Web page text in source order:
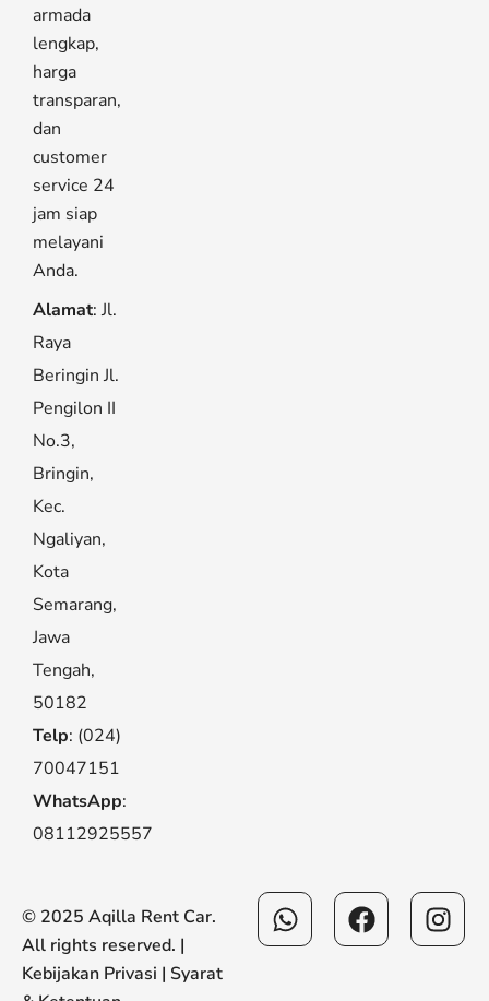
armada
lengkap,
harga
transparan,
dan
customer
service 24
jam siap
melayani
Anda.
Alamat: Jl.
Raya
Beringin Jl.
Pengilon II
No.3,
Bringin,
Kec.
Ngaliyan,
Kota
Semarang,
Jawa
Tengah,
50182
Telp: (024)
70047151
WhatsApp:
08112925557
© 2025 Aqilla Rent Car.
All rights reserved. |
Kebijakan Privasi | Syarat
WhatsappFacebook